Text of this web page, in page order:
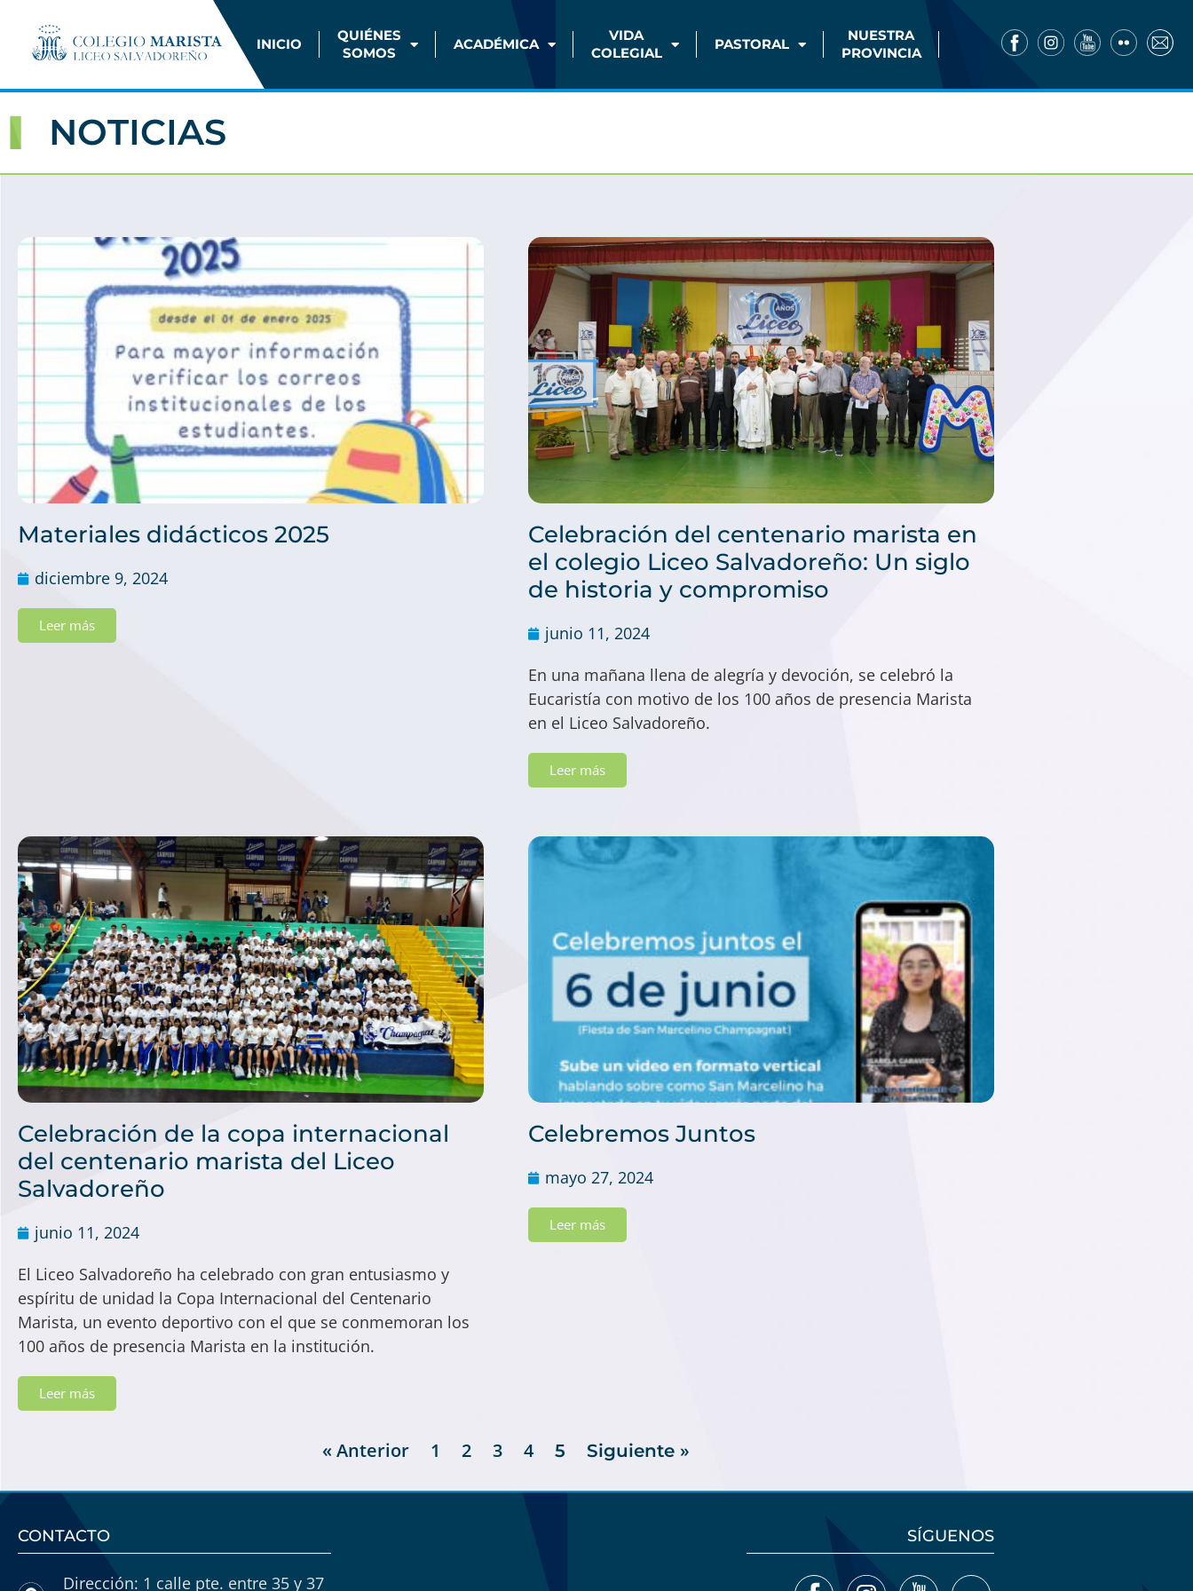
INICIO
QUIÉNES
SOMOS
ACADÉMICA
VIDA
COLEGIAL
PASTORAL
NUESTRA
PROVINCIA
NOTICIAS
Materiales didácticos 2025
diciembre 9, 2024
Leer más
Celebración del centenario marista en
el colegio Liceo Salvadoreño: Un siglo
de historia y compromiso
junio 11, 2024
En una mañana llena de alegría y devoción, se celebró la
Eucaristía con motivo de los 100 años de presencia Marista
en el Liceo Salvadoreño.
Leer más
Celebración de la copa internacional
del centenario marista del Liceo
Salvadoreño
junio 11, 2024
El Liceo Salvadoreño ha celebrado con gran entusiasmo y
espíritu de unidad la Copa Internacional del Centenario
Marista, un evento deportivo con el que se conmemoran los
100 años de presencia Marista en la institución.
Leer más
Celebremos Juntos
mayo 27, 2024
Leer más
« Anterior 1 2 3 4 5 Siguiente »
CONTACTO
Dirección: 1 calle pte. entre 35 y 37
SÍGUENOS